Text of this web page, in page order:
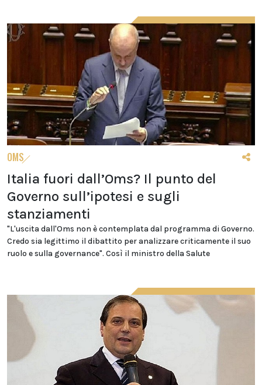
OMS
Italia fuori dall’Oms? Il punto del
Governo sull’ipotesi e sugli
stanziamenti
"L'uscita dall'Oms non è contemplata dal programma di Governo.
Credo sia legittimo il dibattito per analizzare criticamente il suo
ruolo e sulla governance". Così il ministro della Salute